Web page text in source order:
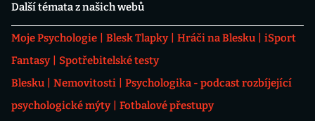
Další témata z našich webů
Moje Psychologie Blesk Tlapky Hráči na Blesku
iSport
Fantasy
Spotřebitelské testy
Blesku
Nemovitosti
Psychologika - podcast rozbíjející
psychologické mýty
Fotbalové přestupy